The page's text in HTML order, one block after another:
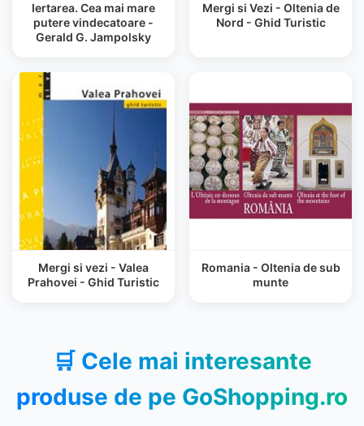
Iertarea. Cea mai mare
putere vindecatoare -
Gerald G. Jampolsky
Mergi si Vezi - Oltenia de
Nord - Ghid Turistic
Mergi si vezi - Valea
Prahovei - Ghid Turistic
Romania - Oltenia de sub
munte
🛒 Cele mai interesante
produse de pe GoShopping.ro